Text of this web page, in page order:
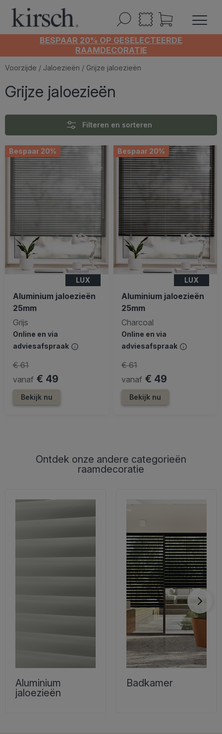
BESPAAR 20% OP GESELECTEERDE
RAAMDECORATIE
Voorzijde / Jaloezieën / Grijze jaloezieën
Grijze jaloezieën
Filteren en sorteren
Bespaar 20%
LUX
Aluminium jaloezieën
25mm
Grijs
Online en via
adviesafspraak
vanaf € 49
€ 61
Bekijk nu
Bespaar 20%
LUX
Aluminium jaloezieën
25mm
Charcoal
Online en via
adviesafspraak
vanaf € 49
€ 61
Bekijk nu
Ontdek onze andere categorieën
raamdecoratie
Aluminium
jaloezieën
Badkamer